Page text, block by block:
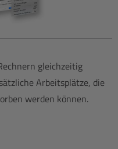
gleichzeitig
Arbeitsplätze, die
werden können.